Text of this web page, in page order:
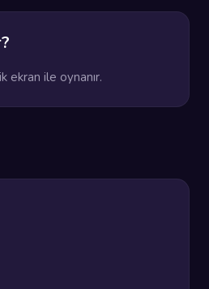
ekran ile oynanır.